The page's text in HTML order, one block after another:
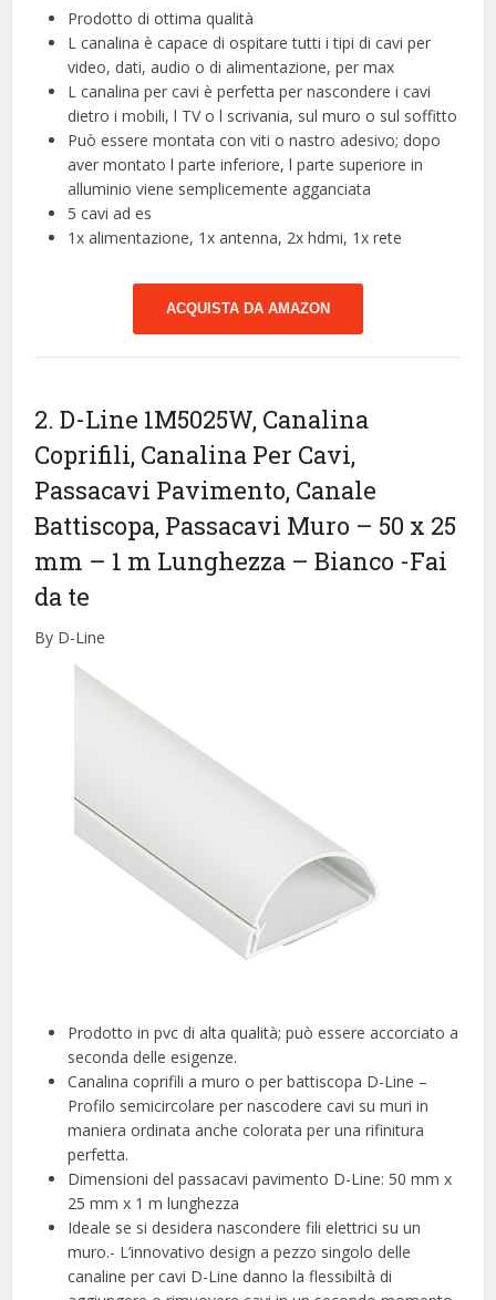
Prodotto di ottima qualità
L canalina è capace di ospitare tutti i tipi di cavi per
video, dati, audio o di alimentazione, per max
L canalina per cavi è perfetta per nascondere i cavi
dietro i mobili, l TV o l scrivania, sul muro o sul soffitto
Può essere montata con viti o nastro adesivo; dopo
aver montato l parte inferiore, l parte superiore in
alluminio viene semplicemente agganciata
5 cavi ad es
1x alimentazione, 1x antenna, 2x hdmi, 1x rete
ACQUISTA DA AMAZON
2. D-Line 1M5025W, Canalina
Coprifili, Canalina Per Cavi,
Passacavi Pavimento, Canale
Battiscopa, Passacavi Muro – 50 x 25
mm – 1 m Lunghezza – Bianco -Fai
da te
By D-Line
Prodotto in pvc di alta qualità; può essere accorciato a
seconda delle esigenze.
Canalina coprifili a muro o per battiscopa D-Line –
Profilo semicircolare per nascodere cavi su muri in
maniera ordinata anche colorata per una rifinitura
perfetta.
Dimensioni del passacavi pavimento D-Line: 50 mm x
25 mm x 1 m lunghezza
Ideale se si desidera nascondere fili elettrici su un
muro.- L’innovativo design a pezzo singolo delle
canaline per cavi D-Line danno la flessibiltà di